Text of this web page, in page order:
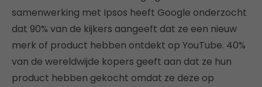
samenwerking met Ipsos heeft Google onderzocht
dat 90% van de kijkers aangeeft dat ze een nieuw
merk of product hebben ontdekt op YouTube. 40%
van de wereldwijde kopers geeft aan dat ze hun
product hebben gekocht omdat ze deze op